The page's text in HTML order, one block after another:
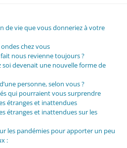
de vie que vous donneriez à votre
chez vous
nous revienne toujours ?
soi devenait une nouvelle forme de
personne, selon vous ?
qui pourraient vous surprendre
étranges et inattendues
étranges et inattendues sur les
les pandémies pour apporter un peu
: